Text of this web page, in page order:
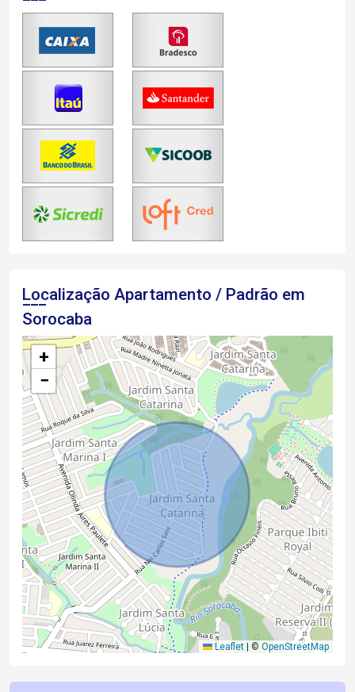
Localização Apartamento / Padrão em
Sorocaba
+
−
Leaflet © OpenStreetMap